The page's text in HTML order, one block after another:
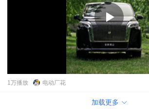
1万播放 电动厂花
加载更多